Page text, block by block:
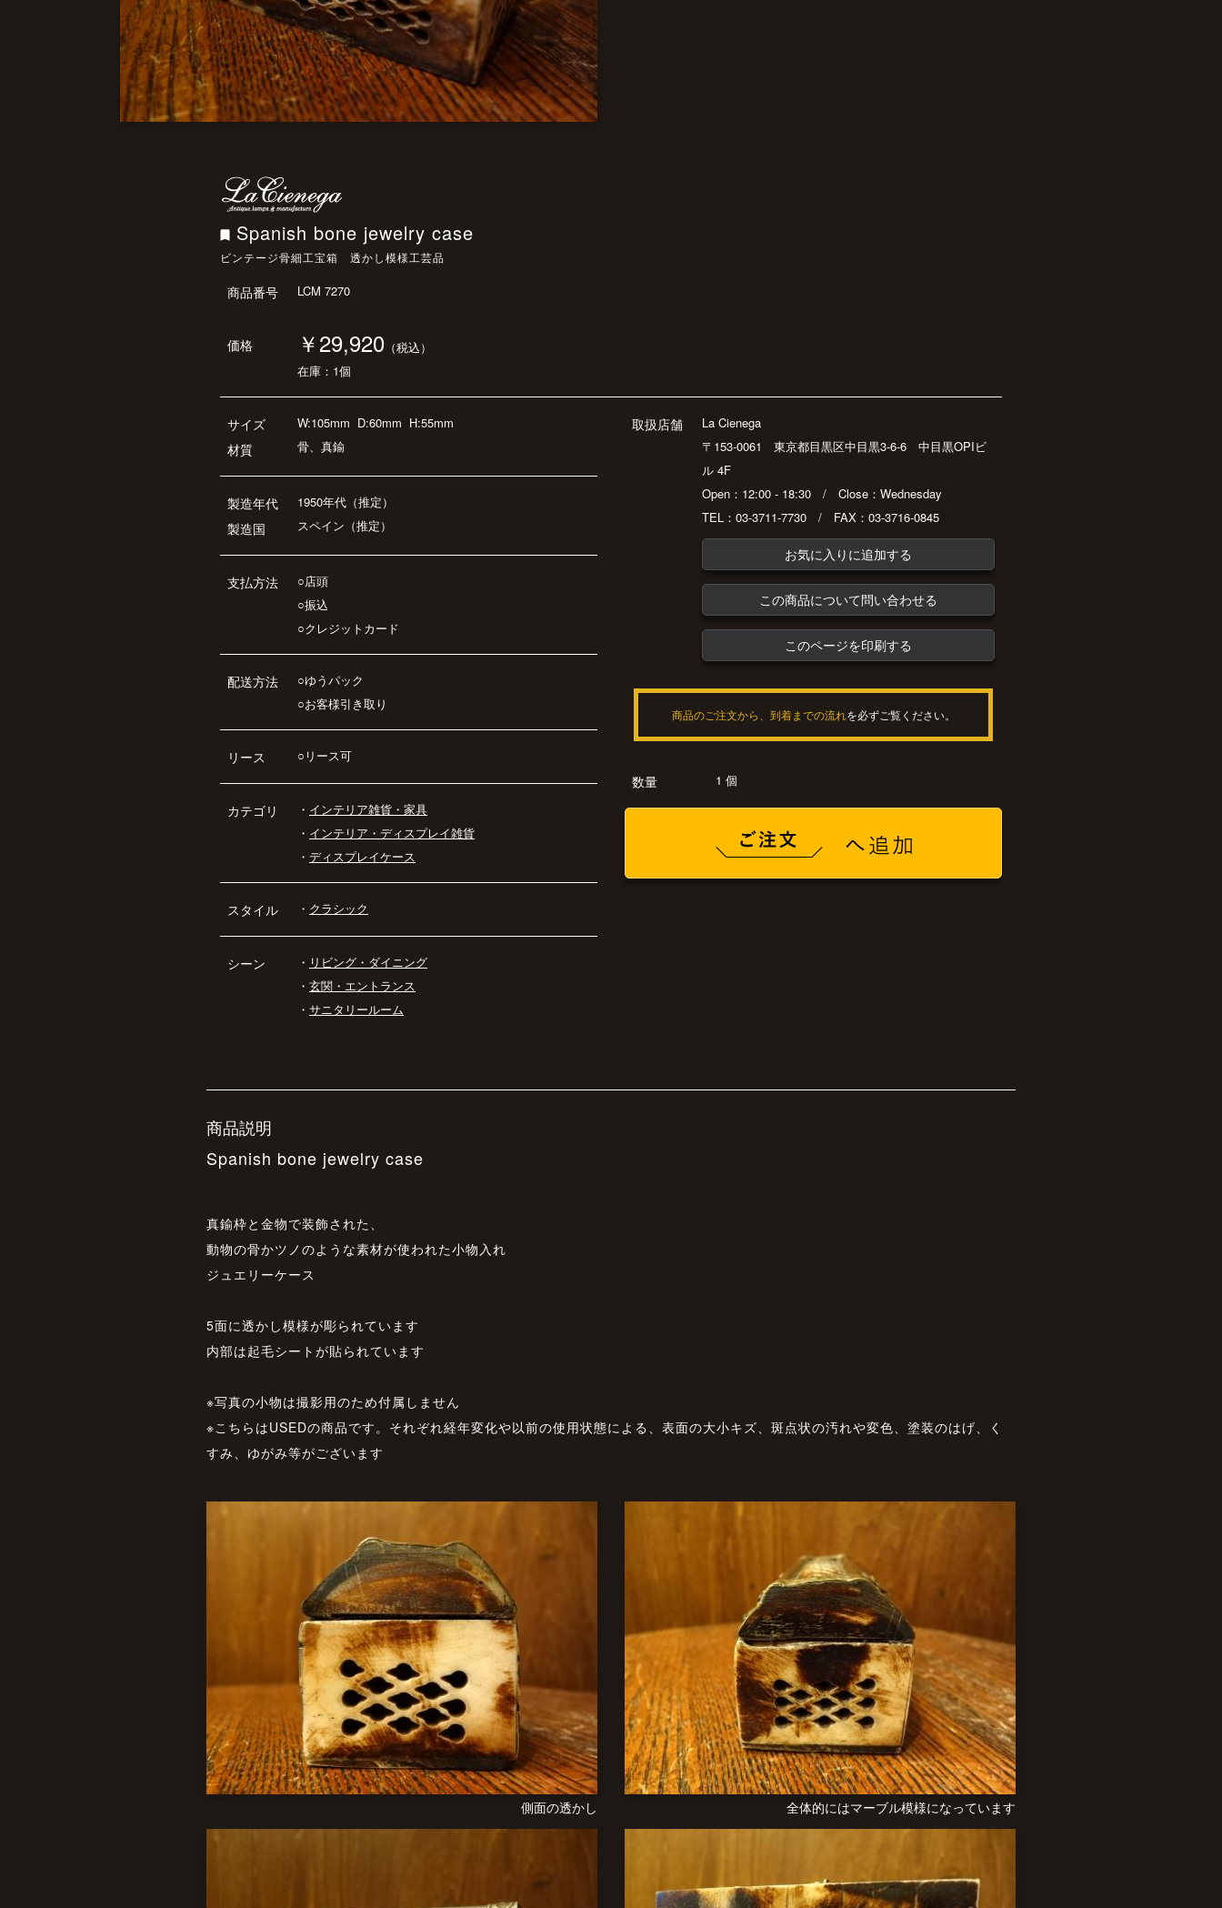
Spanish bone jewelry case
ビンテージ骨細工宝箱 透かし模様工芸品
商品番号 LCM 7270
価格 ￥29,920 （税込）
在庫：1個
サイズ
材質
W:105mm D:60mm H:55mm
骨、真鍮
製造年代
製造国
1950年代（推定）
スペイン（推定）
支払方法
○店頭
○振込
○クレジットカード
配送方法
○ゆうパック
○お客様引き取り
リース ○リース可
カテゴリ ・ インテリア雑貨・家具
・ インテリア・ディスプレイ雑貨
・ ディスプレイケース
スタイル ・ クラシック
シーン ・ リビング・ダイニング
・ 玄関・エントランス
・ サニタリールーム
取扱店舗
La Cienega
〒153-0061 東京都目黒区中目黒3-6-6 中目黒OPIビ
ル 4F
Open：12:00 - 18:30 / Close：Wednesday
TEL：03-3711-7730 / FAX：03-3716-0845
お気に入りに追加する
この商品について問い合わせる
このページを印刷する
商品のご注文から、到着までの流れを必ずご覧ください。
数量 1 個
商品説明
Spanish bone jewelry case
真鍮枠と金物で装飾された、
動物の骨かツノのような素材が使われた小物入れ
ジュエリーケース
5面に透かし模様が彫られています
内部は起毛シートが貼られています
※写真の小物は撮影用のため付属しません
※こちらはUSEDの商品です。それぞれ経年変化や以前の使用状態による、表面の大小キズ、斑点状の汚れや変色、塗装のはげ、く
すみ、ゆがみ等がございます
側面の透かし 全体的にはマーブル模様になっています